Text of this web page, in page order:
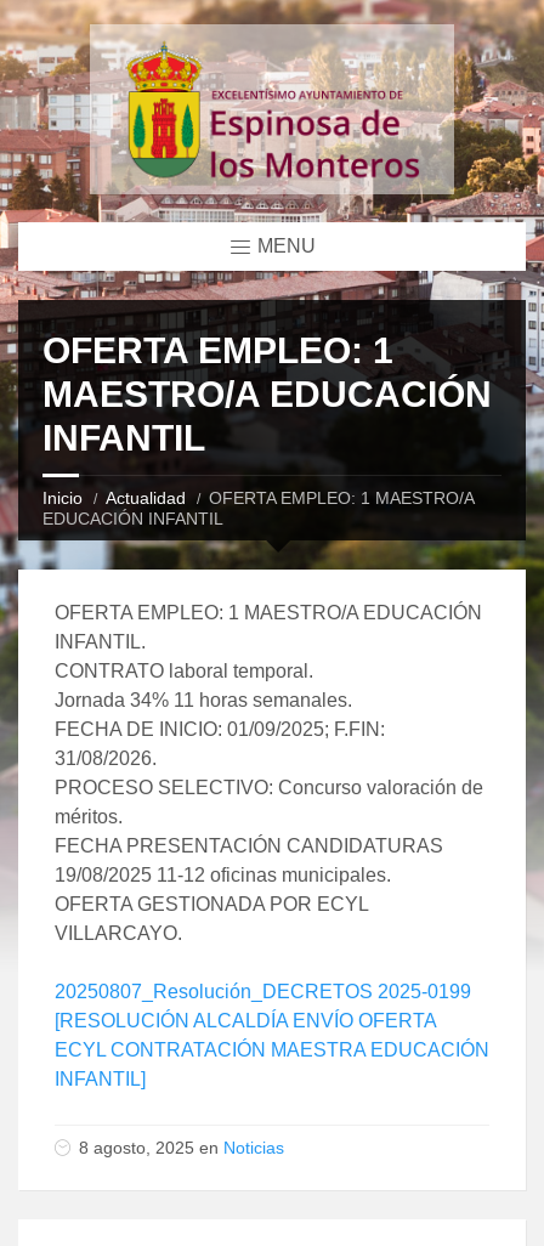
MENU
OFERTA EMPLEO: 1
MAESTRO/A EDUCACIÓN
INFANTIL
Inicio Actualidad
OFERTA EMPLEO: 1 MAESTRO/A
EDUCACIÓN INFANTIL
OFERTA EMPLEO: 1 MAESTRO/A EDUCACIÓN
INFANTIL.
CONTRATO laboral temporal.
Jornada 34% 11 horas semanales.
FECHA DE INICIO: 01/09/2025; F.FIN:
31/08/2026.
PROCESO SELECTIVO: Concurso valoración de
méritos.
FECHA PRESENTACIÓN CANDIDATURAS
19/08/2025 11-12 oficinas municipales.
OFERTA GESTIONADA POR ECYL
VILLARCAYO.
20250807_Resolución_DECRETOS 2025-0199
[RESOLUCIÓN ALCALDÍA ENVÍO OFERTA
ECYL CONTRATACIÓN MAESTRA EDUCACIÓN
INFANTIL]
8 agosto, 2025 en Noticias